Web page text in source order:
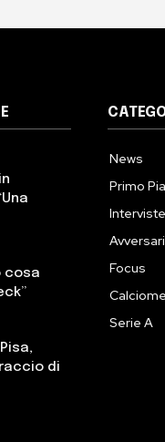
cosa
di
News
Primo
Interviste
Avversari
Focus
Serie A